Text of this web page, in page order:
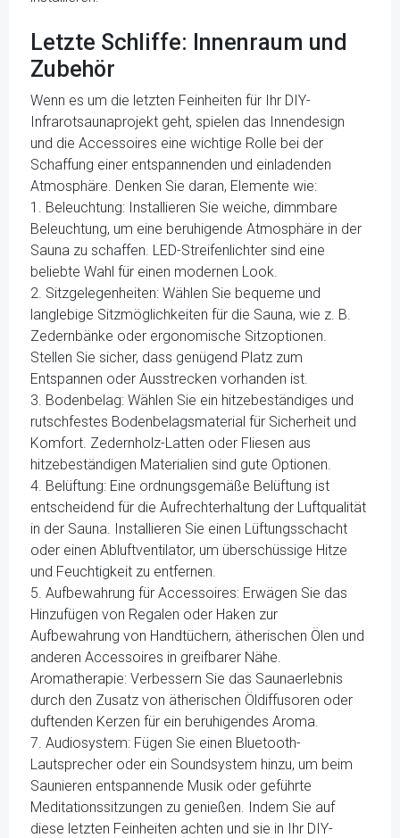
Letzte Schliffe: Innenraum und
Zubehör
Wenn es um die letzten Feinheiten für Ihr DIY-
Infrarotsaunaprojekt geht, spielen das Innendesign
und die Accessoires eine wichtige Rolle bei der
Schaffung einer entspannenden und einladenden
Atmosphäre. Denken Sie daran, Elemente wie:
1. Beleuchtung: Installieren Sie weiche, dimmbare
Beleuchtung, um eine beruhigende Atmosphäre in der
Sauna zu schaffen. LED-Streifenlichter sind eine
beliebte Wahl für einen modernen Look.
2. Sitzgelegenheiten: Wählen Sie bequeme und
langlebige Sitzmöglichkeiten für die Sauna, wie z. B.
Zedernbänke oder ergonomische Sitzoptionen.
Stellen Sie sicher, dass genügend Platz zum
Entspannen oder Ausstrecken vorhanden ist.
3. Bodenbelag: Wählen Sie ein hitzebeständiges und
rutschfestes Bodenbelagsmaterial für Sicherheit und
Komfort. Zedernholz-Latten oder Fliesen aus
hitzebeständigen Materialien sind gute Optionen.
4. Belüftung: Eine ordnungsgemäße Belüftung ist
entscheidend für die Aufrechterhaltung der Luftqualität
in der Sauna. Installieren Sie einen Lüftungsschacht
oder einen Abluftventilator, um überschüssige Hitze
und Feuchtigkeit zu entfernen.
5. Aufbewahrung für Accessoires: Erwägen Sie das
Hinzufügen von Regalen oder Haken zur
Aufbewahrung von Handtüchern, ätherischen Ölen und
anderen Accessoires in greifbarer Nähe.
Aromatherapie: Verbessern Sie das Saunaerlebnis
durch den Zusatz von ätherischen Öldiffusoren oder
duftenden Kerzen für ein beruhigendes Aroma.
7. Audiosystem: Fügen Sie einen Bluetooth-
Lautsprecher oder ein Soundsystem hinzu, um beim
Saunieren entspannende Musik oder geführte
Meditationssitzungen zu genießen. Indem Sie auf
diese letzten Feinheiten achten und sie in Ihr DIY-